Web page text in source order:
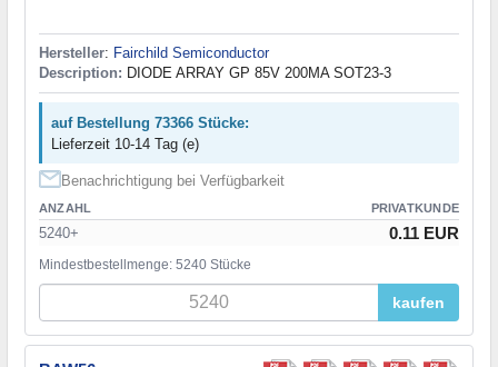
Hersteller: Fairchild Semiconductor
Description: DIODE ARRAY GP 85V 200MA SOT23-3
auf Bestellung 73366 Stücke:
Lieferzeit 10-14 Tag (e)
Benachrichtigung bei Verfügbarkeit
ANZAHL PRIVATKUNDE
5240+ 0.11 EUR
Mindestbestellmenge: 5240 Stücke
kaufen